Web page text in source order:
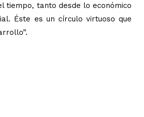
tiempo, tanto desde lo económico
Éste es un círculo virtuoso que